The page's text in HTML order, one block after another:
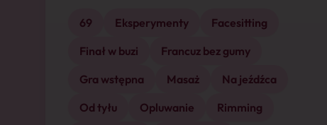
69 Eksperymenty
Facesitting
Finał w buzi
Francuz bez gumy
Gra wstępna
Masaż
Na jeźdźca
Od tyłu
Opluwanie
Rimming